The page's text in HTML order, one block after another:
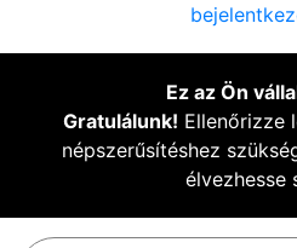
Ez az Ön
Gratulálunk! Ellenőrizze
népszerűsítéshez
élvezhesse